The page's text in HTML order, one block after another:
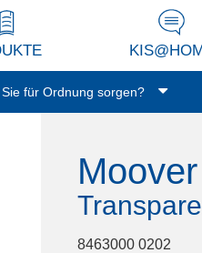
für Ordnung sorgen?
8463000 0202